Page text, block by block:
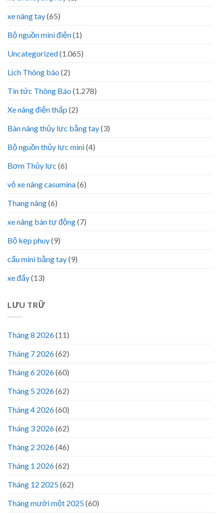
xe nâng tay(65)
Bộ nguồn mini điện(1)
Uncategorized(1.065)
Lịch Thông báo (2)
Tin tức Thông Báo (1.278)
Xe nâng điện thấp (2)
Bàn nâng thủy lực bằng tay(3)
Bộ nguồn thủy lực mini(4)
Bơm Thủy lực (6)
vỏ xe nâng casumina(6)
Thang nâng(6)
xe nâng bán tự động(7)
Bộ kẹp phuy(9)
cẩu mini bằng tay(9)
xe đẩy(13)
LƯU TRỮ
Tháng 8 2026(11)
Tháng 7 2026(62)
Tháng 6 2026(60)
Tháng 5 2026(62)
Tháng 4 2026(60)
Tháng 3 2026(62)
Tháng 2 2026(46)
Tháng 1 2026(62)
Tháng 12 2025(62)
Tháng mười một 2025(60)